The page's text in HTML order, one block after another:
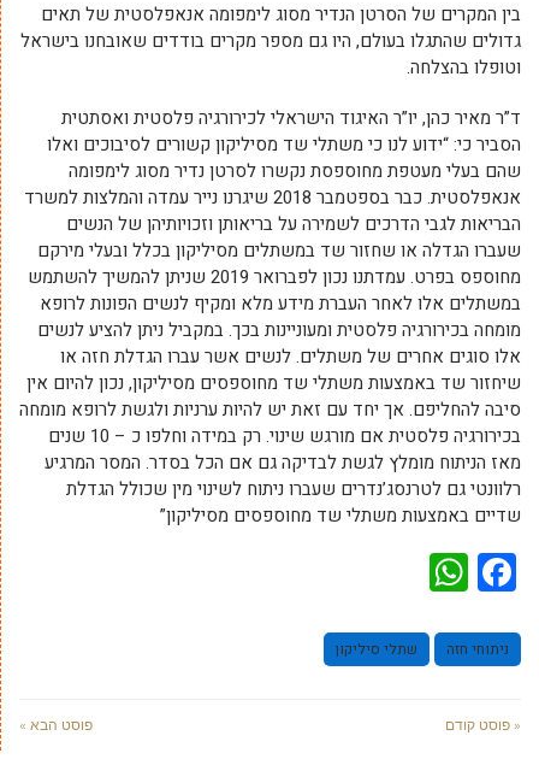
בין המקרים של הסרטן הנדיר מסוג לימפומה אנאפלסטית של תאים
גדולים שהתגלו בעולם, היו גם מספר מקרים בודדים שאובחנו בישראל
וטופלו בהצלחה.
ד”ר מאיר כהן, יו”ר האיגוד הישראלי לכירורגיה פלסטית ואסתטית
הסביר כי: “ידוע לנו כי משתלי שד מסיליקון קשורים לסיבוכים ואלו
שהם בעלי מעטפת מחוספסת נקשרו לסרטן נדיר מסוג לימפומה
אנאפלסטית. כבר בספטמבר 2018 שיגרנו נייר עמדה והמלצות למשרד
הבריאות לגבי הדרכים לשמירה על בריאותן וזכויותיהן של הנשים
שעברו הגדלה או שחזור שד במשתלים מסיליקון בכלל ובעלי מירקם
מחוספס בפרט. עמדתנו נכון לפברואר 2019 שניתן להמשיך להשתמש
במשתלים אלו לאחר העברת מידע מלא ומקיף לנשים הפונות לרופא
מומחה בכירורגיה פלסטית ומעוניינות בכך. במקביל ניתן להציע לנשים
אלו סוגים אחרים של משתלים. לנשים אשר עברו הגדלת חזה או
שיחזור שד באמצעות משתלי שד מחוספסים מסיליקון, נכון להיום אין
סיבה להחליפם. אך יחד עם זאת יש להיות ערניות ולגשת לרופא מומחה
בכירורגיה פלסטית אם מורגש שינוי. רק במידה וחלפו כ – 10 שנים
מאז הניתוח מומלץ לגשת לבדיקה גם אם הכל בסדר. המסר המרגיע
רלוונטי גם לטרנסג’נדרים שעברו ניתוח לשינוי מין שכולל הגדלת
שדיים באמצעות משתלי שד מחוספסים מסיליקון”
Facebook
ניתוחי חזה שתלי סיליקון
« פוסט קודם פוסט הבא »